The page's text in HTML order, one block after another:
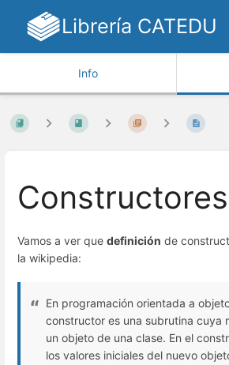
Librería CATEDU
Info
Constructores
Vamos a ver que definición de
la wikipedia:
En programación orientada a
constructor es una subrutina cuya
un objeto de una clase. En el
los valores iniciales del nuevo